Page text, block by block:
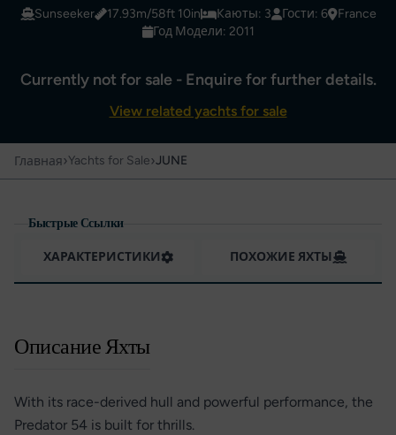
Sunseeker 17.93m/58ft 10in Каюты: 3 Гости: 6
France
Год Модели: 2011
Currently not for sale - Enquire for further details.
View related yachts for sale
Главная›Yachts for Sale›JUNE
Быстрые Ссылки
ХАРАКТЕРИСТИКИ ПОХОЖИЕ ЯХТЫ
Описание Яхты
With its race-derived hull and powerful performance, the
Predator 54 is built for thrills.